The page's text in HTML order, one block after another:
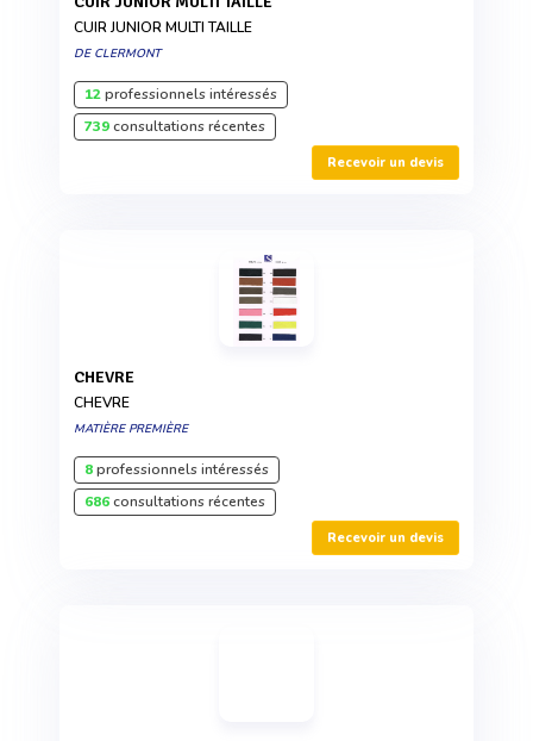
CUIR JUNIOR MULTI TAILLE
DE CLERMONT
12professionnels intéressés
739consultations récentes
Recevoir un devis
CHEVRE
CHEVRE
MATIÈRE PREMIÈRE
8professionnels intéressés
686consultations récentes
Recevoir un devis